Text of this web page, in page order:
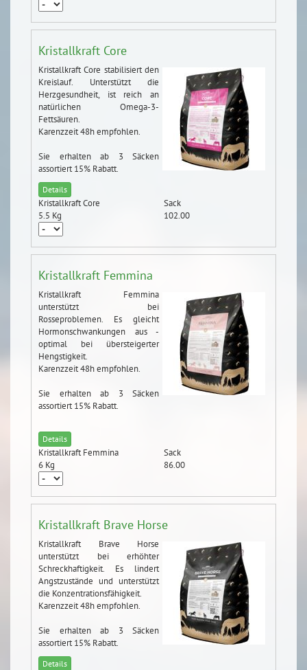
Kristallkraft Core
Kristallkraft Core stabilisiert den
Kreislauf. Unterstützt die
Herzgesundheit, ist reich an
natürlichen Omega-3-
Fettsäuren.
Karenzzeit 48h empfohlen.
Sie erhalten ab 3 Säcken
assortiert 15% Rabatt.
Details
Kristallkraft Core
Sack
5.5 Kg
102.00
Kristallkraft Femmina
Kristallkraft Femmina
unterstützt bei
Rosseproblemen. Es gleicht
Hormonschwankungen aus -
optimal bei übersteigerter
Hengstigkeit.
Karenzzeit 48h empfohlen.
Sie erhalten ab 3 Säcken
assortiert 15% Rabatt.
Details
Kristallkraft Femmina
Sack
6 Kg
86.00
Kristallkraft Brave Horse
Kristallkraft Brave Horse
unterstützt bei erhöhter
Schreckhaftigkeit. Es lindert
Angstzustände und unterstützt
die Konzentrationsfähigkeit.
Karenzzeit 48h empfohlen.
Sie erhalten ab 3 Säcken
assortiert 15% Rabatt.
Details